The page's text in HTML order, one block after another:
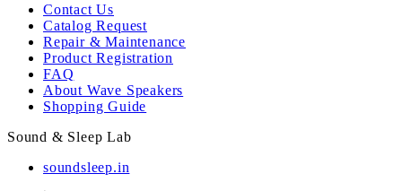
Contact Us
Catalog Request
Repair & Maintenance
Product Registration
FAQ
About Wave Speakers
Shopping Guide
Sound & Sleep Lab
soundsleep.in